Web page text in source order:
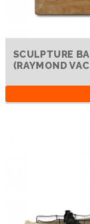
SCULPTURE
(RAYMOND